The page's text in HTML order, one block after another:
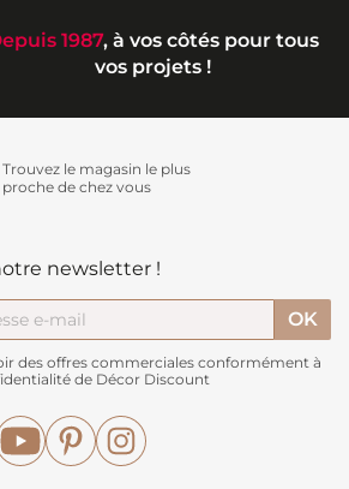
1987, à vos côtés pour tous
vos projets !
Trouvez le magasin le plus
proche de chez vous
newsletter !
des offres commerciales conformément à
de Décor Discount
YouTubePinterest